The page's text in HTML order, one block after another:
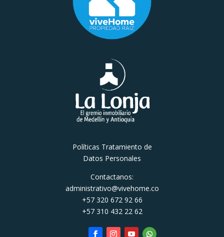
Políticas Tratamiento de
Datos Personales
Contactanos:
administrativo@vivehome.co
+57 320 672 92 66
+57 310 432 22 62